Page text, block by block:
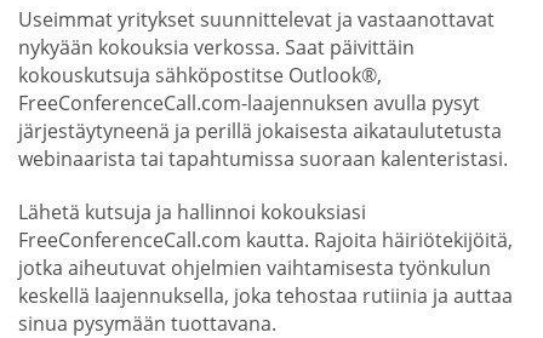
Useimmat yritykset suunnittelevat ja vastaanottavat
nykyään kokouksia verkossa. Saat päivittäin
kokouskutsuja sähköpostitse Outlook®,
FreeConferenceCall.com-laajennuksen avulla pysyt
järjestäytyneenä ja perillä jokaisesta aikataulutetusta
webinaarista tai tapahtumissa suoraan kalenteristasi.
Lähetä kutsuja ja hallinnoi kokouksiasi
FreeConferenceCall.com kautta. Rajoita häiriötekijöitä,
jotka aiheutuvat ohjelmien vaihtamisesta työnkulun
keskellä laajennuksella, joka tehostaa rutiinia ja auttaa
sinua pysymään tuottavana.